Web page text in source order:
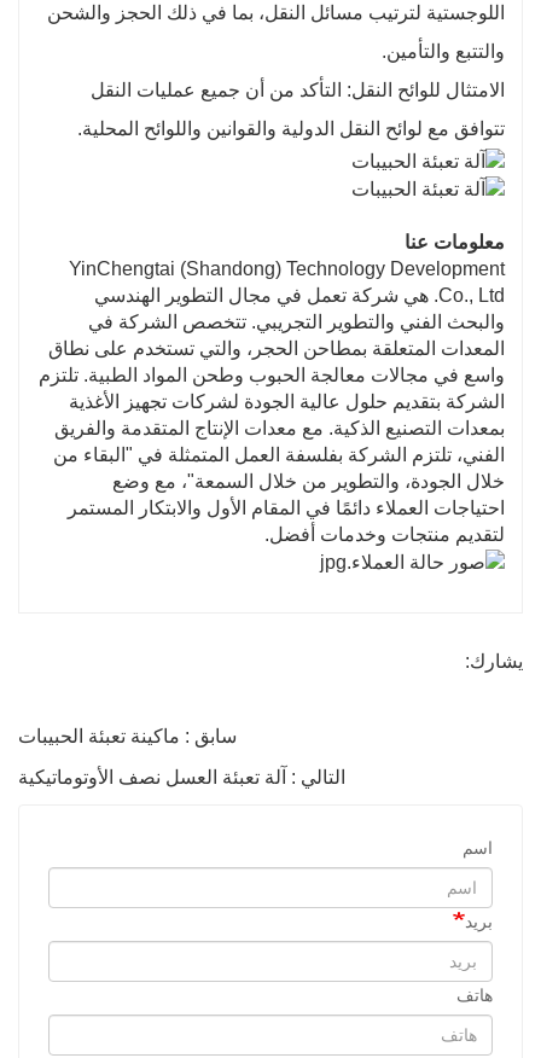
اللوجستية لترتيب مسائل النقل، بما في ذلك الحجز والشحن
والتتبع والتأمين.
الامتثال للوائح النقل: التأكد من أن جميع عمليات النقل
تتوافق مع لوائح النقل الدولية والقوانين واللوائح المحلية.
معلومات عنا
YinChengtai (Shandong) Technology Development
Co., Ltd. هي شركة تعمل في مجال التطوير الهندسي
والبحث الفني والتطوير التجريبي. تتخصص الشركة في
المعدات المتعلقة بمطاحن الحجر، والتي تستخدم على نطاق
واسع في مجالات معالجة الحبوب وطحن المواد الطبية. تلتزم
الشركة بتقديم حلول عالية الجودة لشركات تجهيز الأغذية
بمعدات التصنيع الذكية. مع معدات الإنتاج المتقدمة والفريق
الفني، تلتزم الشركة بفلسفة العمل المتمثلة في "البقاء من
خلال الجودة، والتطوير من خلال السمعة"، مع وضع
احتياجات العملاء دائمًا في المقام الأول والابتكار المستمر
لتقديم منتجات وخدمات أفضل.
يشارك:
سابق : ماكينة تعبئة الحبيبات
التالي : آلة تعبئة العسل نصف الأوتوماتيكية
اسم
بريد
هاتف